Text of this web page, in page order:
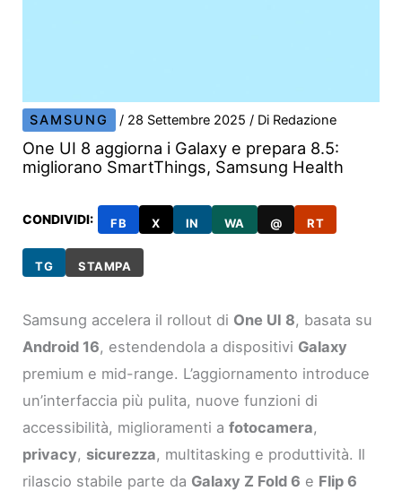
SAMSUNG / 28 Settembre 2025/ Di Redazione
One UI 8 aggiorna i Galaxy e prepara 8.5:
migliorano SmartThings, Samsung Health
CONDIVIDI: FB X IN WA @ RT
TG STAMPA
Samsung accelera il rollout di One UI 8, basata su
Android 16, estendendola a dispositivi Galaxy
premium e mid-range. L’aggiornamento introduce
un’interfaccia più pulita, nuove funzioni di
accessibilità, miglioramenti afotocamera,
privacy, sicurezza, multitasking e produttività. Il
rilascio stabile parte da Galaxy Z Fold 6 e Flip 6